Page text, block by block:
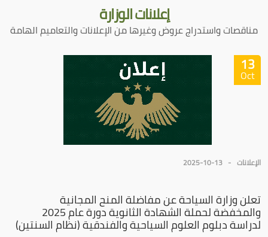
إعلاناتالوزارة
مناقصات واستدراج عروض وغيرها من الإعلانات والتعاميم الهامة
13
Oct
الإعلانات 2025-10-13
تعلن وزارة السياحة عن مفاضلة المنح المجانية
والمخفضة لحملة الشهادة الثانوية دورة عام 2025
لدراسة دبلوم العلوم السياحية والفندقية (نظام السنتين)